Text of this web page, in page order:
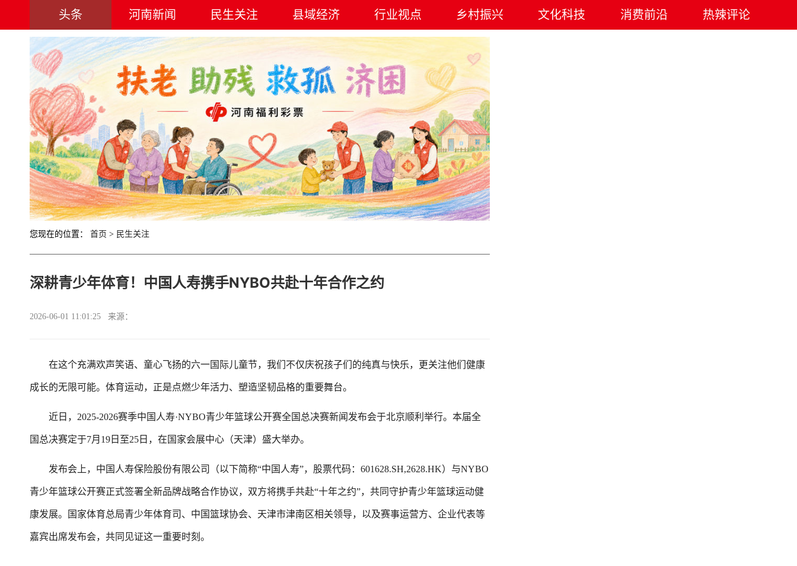
头条 河南新闻 民生关注 县域经济 行业视点 乡村振兴 文化科技 消费前沿 热辣评论
您现在的位置： 首页 > 民生关注
深耕青少年体育！中国人寿携手NYBO共赴十年合作之约
2026-06-01 11:01:25 来源：
在这个充满欢声笑语、童心飞扬的六一国际儿童节，我们不仅庆祝孩子们的纯真与快乐，更关注他们健康
成长的无限可能。体育运动，正是点燃少年活力、塑造坚韧品格的重要舞台。
近日，2025-2026赛季中国人寿·NYBO青少年篮球公开赛全国总决赛新闻发布会于北京顺利举行。本届全
国总决赛定于7月19日至25日，在国家会展中心（天津）盛大举办。
发布会上，中国人寿保险股份有限公司（以下简称“中国人寿”，股票代码：601628.SH,2628.HK）与NYBO
青少年篮球公开赛正式签署全新品牌战略合作协议，双方将携手共赴“十年之约”，共同守护青少年篮球运动健
康发展。国家体育总局青少年体育司、中国篮球协会、天津市津南区相关领导，以及赛事运营方、企业代表等
嘉宾出席发布会，共同见证这一重要时刻。